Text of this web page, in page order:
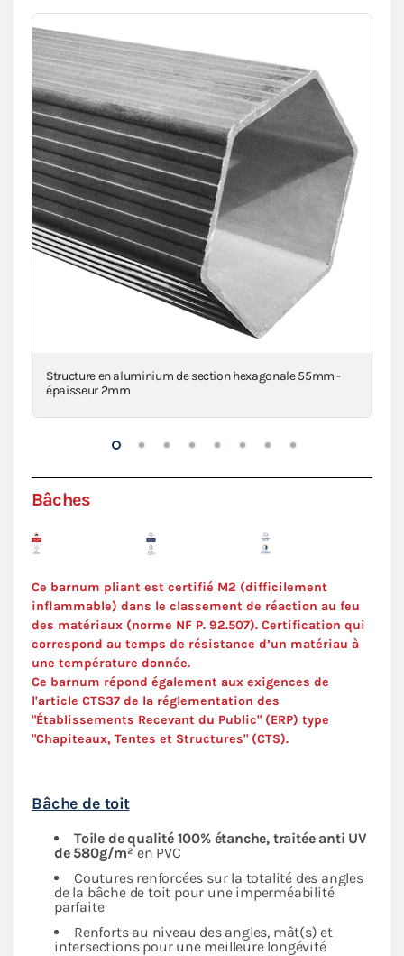
Structure en aluminium de section hexagonale 55mm -
épaisseur 2mm
Bâches
Ce barnum pliant est certifié M2 (difficilement
inflammable) dans le classement de réaction au feu
des matériaux (norme NF P. 92.507). Certification qui
correspond au temps de résistance d’un matériau à
une température donnée.
Ce barnum répond également aux exigences de
l'article CTS37 de la réglementation des
"Établissements Recevant du Public" (ERP) type
"Chapiteaux, Tentes et Structures" (CTS).
Bâche de toit
Toile de qualité 100% étanche, traitée anti UV
de 580g/m²en PVC
Coutures renforcées sur la totalité des angles
de la bâche de toit pour une imperméabilité
parfaite
Renforts au niveau des angles, mât(s) et
intersections pour une meilleure longévité